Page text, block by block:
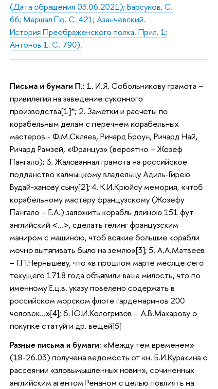
(Дата обращения 03.06.2021); Барсуков. С.
66; Маршал По. С. 421; Азанчевский.
История Преображенского полка. Прил. 1;
Антонов 1. С. 790).
Письма и бумаги П.: 1. И.Я. Собольникову грамота –
привилегия на заведение суконного
производства[1]*; 2. Заметки и расчеты по
корабельным делам с перечнем корабельных
мастеров - Ф.М.Скляев, Ричард Броун, Ричард Най,
Ричард Рамзей, «Француз» (вероятно – Жозеф
Пангало); 3. Жалованная грамота на российское
подданство калмыцкому владельцу Адиль-Гирею
Будай-ханову сыну[2]; 4. К.И.Крюйсу мемория, «чтоб
корабельному мастеру французскому (Жозефу
Пангало – Е.А.) заложить корабль длиною 151 фут
английский <…>, сделать гелинг французским
маниром с машиною, чтоб всякие большие корабли
мочно вытягивать было на землю»[3]; 5. А.А.Матвеев
– Г.П.Чернышеву, что «в прошлом марте месяце сего
текущего 1718 года объявили ваша милость, что по
именному Е.ц.в. указу повелено содержать в
российском морском флоте гардемаринов 200
человек…»[4]; 6. Ю.И.Кологривов – А.В.Макарову о
покупке статуй и др. вещей[5]
Разные письма и бумаги: «Между тем временем»
(18-26.03) получена ведомость от кн. Б.И.Куракина о
рассеянии «зловымышленных новин», сочиненных
английским агентом Ренаном с целью повлиять на